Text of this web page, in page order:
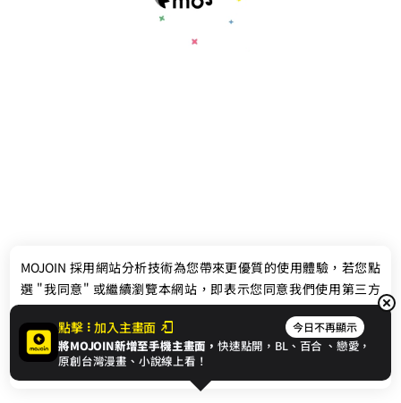
聯絡我們
© 2024 gamania Digital Entertainment Co., Ltd.
點擊 加入主畫面 今日不再顯示
將MOJOIN新增至手機主畫面，快速點開，BL、 百合 、戀愛，
原創台灣漫畫、小說線上看！
MOJOIN 採用網站分析技術為您帶來更優質的使用體驗，若您點
選 "我同意" 或繼續瀏覽本網站，即表示您同意我們使用第三方
Cookie，欲瞭解更多資訊請見隱私權政策。
我同意